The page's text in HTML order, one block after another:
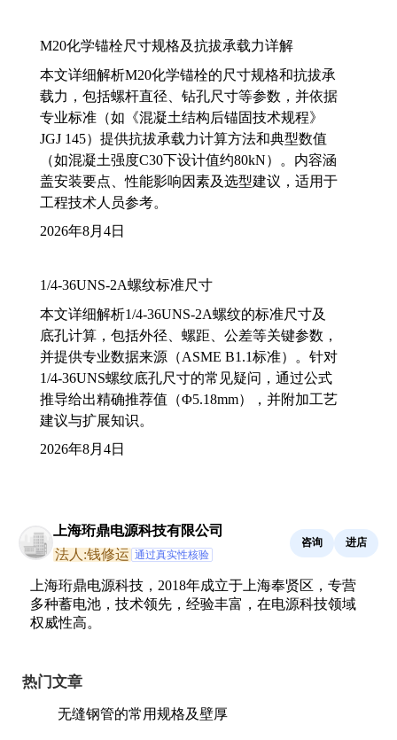
M20化学锚栓尺寸规格及抗拔承载力详解
本文详细解析M20化学锚栓的尺寸规格和抗拔承
载力，包括螺杆直径、钻孔尺寸等参数，并依据
专业标准（如《混凝土结构后锚固技术规程》
JGJ 145）提供抗拔承载力计算方法和典型数值
（如混凝土强度C30下设计值约80kN）。内容涵
盖安装要点、性能影响因素及选型建议，适用于
工程技术人员参考。
2026年8月4日
1/4-36UNS-2A螺纹标准尺寸
本文详细解析1/4-36UNS-2A螺纹的标准尺寸及
底孔计算，包括外径、螺距、公差等关键参数，
并提供专业数据来源（ASME B1.1标准）。针对
1/4-36UNS螺纹底孔尺寸的常见疑问，通过公式
推导给出精确推荐值（Φ5.18mm），并附加工艺
建议与扩展知识。
2026年8月4日
上海珩鼎电源科技有限公司
法人:钱修运 通过真实性核验
咨询 进店
上海珩鼎电源科技，2018年成立于上海奉贤区，专营
多种蓄电池，技术领先，经验丰富，在电源科技领域
权威性高。
热门文章
无缝钢管的常用规格及壁厚